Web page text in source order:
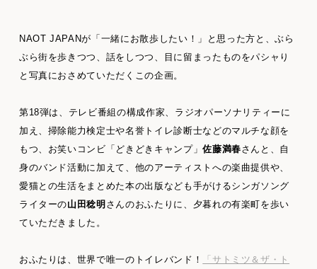
NAOT JAPANが「一緒にお散歩したい！」と思った方と、ぶら
ぶら街を歩きつつ、話をしつつ、目に留まったものをパシャり
と写真におさめていただくこの企画。
第18弾は、テレビ番組の構成作家、ラジオパーソナリティーに
加え、掃除能力検定士や名誉トイレ診断士などのマルチな顔を
もつ、お笑いコンビ「どきどきキャンプ」佐藤満春さんと、自
身のバンド活動に加えて、他のアーティストへの楽曲提供や、
愛猫との生活をまとめた本の出版なども手がけるシンガソング
ライターの山田稔明 さんのおふたりに、夕暮れの有楽町を歩い
ていただきました。
おふたりは、世界で唯一のトイレバンド！
「サトミツ＆ザ・ト